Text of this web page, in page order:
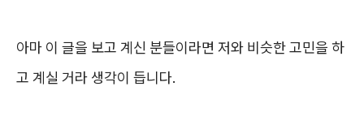
아마 이 글을 보고 계신 분들이라면 저와 비슷한 고민을 하
고 계실 거라 생각이 듭니다.